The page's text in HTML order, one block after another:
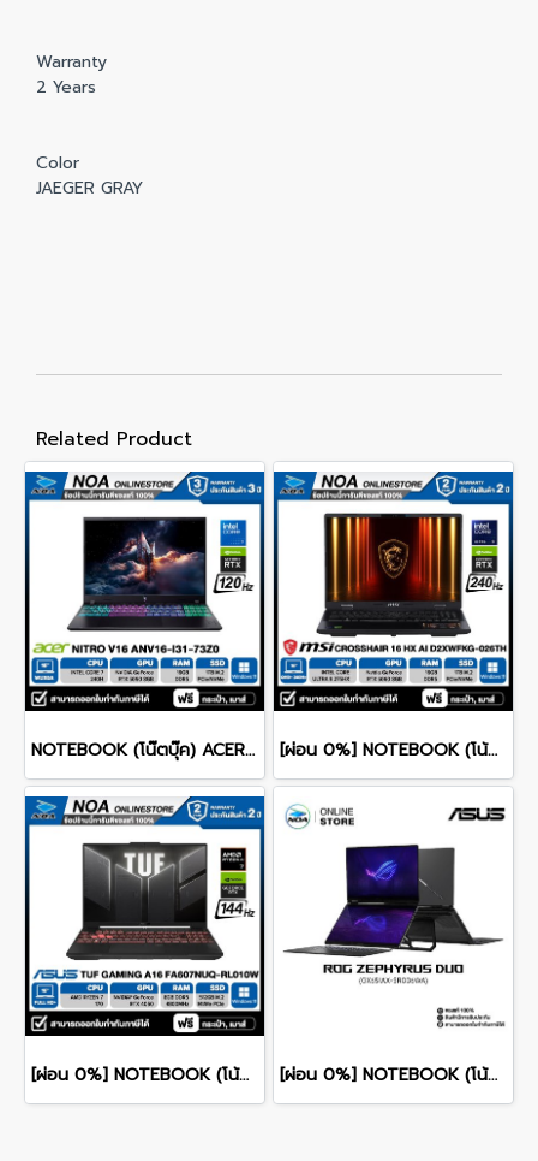
Warranty
2 Years
Color
JAEGER GRAY
Related Product
NOTEBOOK (โน๊ตบุ๊ค) ACER NITRO V 16 ANV16-I31-73Z0 16-inch WUXGA/CORE 7 240H/16GB/SSD 1TB/RTX 5060/WINDOWS 11 รับประกันซ่อมฟรีถึงบ้าน 3ปี [ผ่อน 0%] NOTEBOOK (โน้ตบุ๊ก) MSI CROSSHAIR 16 HX AI D2XWFKG-026TH 16" QHD+ 240Hz/CORE ULTRA 9 275HX/RAM 16GB/SSD 1B/RTX 5060/WINDOWS /11+OFFICE รับประกันศูนย์ไทย 2ปี
[ผ่อน 0%] NOTEBOOK (โน้ตบุ๊ค) ASUS TUF GAMING A16 FA607NUQ-RL010W - 16" WUXGA 144Hz/RYZEN 7 170/RAM 8GB/SSD 512GB/RTX 4050/WINDOWS 11+MS OFFICE รับประกันศูนย์ไทย 2ปี [ผ่อน 0%] NOTEBOOK (โน้ตบุ๊ก) ASUS ROG ZEPHYRUS DUO 16 GX651AX-SR006WA 16" 3K OLED 120Hz Touchscreen/ULTRA 9 386H/64GB/SSD 2TB/RTX 5090/WINDOWS 11+MS OFFICE รับประกันศูนย์ไทย 3ปี